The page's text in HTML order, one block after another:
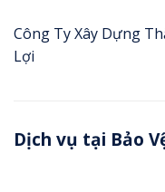
Công Ty Xây Dựng
Lợi
Dịch vụ tại Bảo